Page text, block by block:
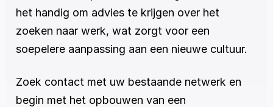
het handig om advies te krijgen over het
zoeken naar werk, wat zorgt voor een
soepelere aanpassing aan een nieuwe cultuur.
Zoek contact met uw bestaande netwerk en
begin met het opbouwen van een